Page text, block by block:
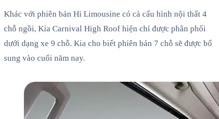
Khác với phiên bản Hi Limousine có cả cấu hình nội thất 4
chỗ ngồi, Kia Carnival High Roof hiện chỉ được phân phối
dưới dạng xe 9 chỗ. Kia cho biết phiên bản 7 chỗ sẽ được bổ
sung vào cuối năm nay.